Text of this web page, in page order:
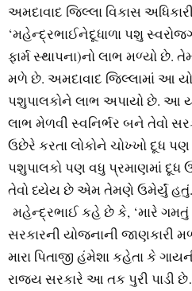
અમદાવાદ જિલ્લા વિકાસ
‘મહેન્દ્રભાઈનેદૂધાળા પશુ
ફાર્મ સ્થાપના)નો લાભ મળ્યો છે.
મળે છે. અમદાવાદ જિલ્લામાં આ
પશુપાલકોને લાભ અપાયો છે. આ
લાભ મેળવી સ્વનિર્ભર બને તેવો
ઉછેરે કરતા લોકોને ચોખ્ખો દૂધ
પશુપાલકો પણ વધુ પ્રમાણમાં દૂધ
તેવો ધ્યેય છે એમ તેમણે ઉમેર્યું હતું.
મહેન્દ્રભાઈ કહે છે કે, ‘મારે
સરકારની યોજનાની જાણકારી
મારા પિતાજી હંમેશા કહેતા કે
રાજ્ય સરકારે આ તક પુરી પાડી